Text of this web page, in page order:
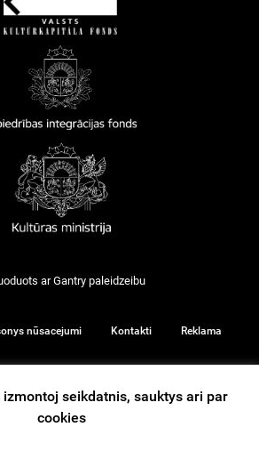
arGantry paleidzeibu
nūsacejumi Kontakti Reklama
© 2026
seikdatnis, sauktys ari par
cookies